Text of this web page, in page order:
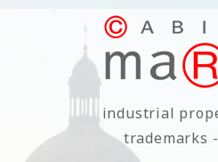
industrial
trademarks